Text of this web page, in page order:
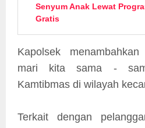
Senyum Anak Lewat
Gratis
Kapolsek
mari kita sama -
Kamtibmas di wilayah
Terkait dengan